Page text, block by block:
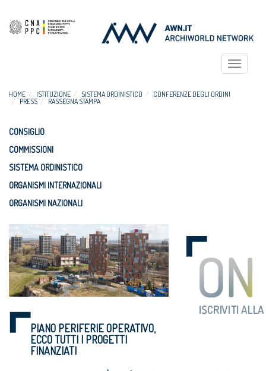
Toggle
HOME ISTITUZIONE SISTEMA ORDINISTICO
CONFERENZE DEGLI ORDINI
PRESS
RASSEGNA STAMPA
CONSIGLIO
COMMISSIONI
SISTEMA ORDINISTICO
ORGANISMI INTERNAZIONALI
ORGANISMI NAZIONALI
PIANO PERIFERIE OPERATIVO,
ECCO TUTTI I PROGETTI
FINANZIATI